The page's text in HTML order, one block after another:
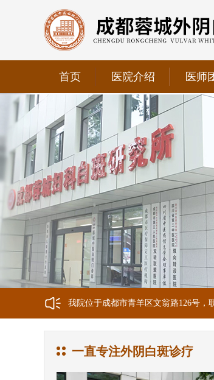
首页 医院介绍 医师
我院正式获选为四川省第二中医医院
我院位于成都市青羊区文翁路126号，
我院现已成为四川省中医药信息学会
我院正式获选为四川省第二中医医院
我院位于成都市青羊区文翁路126号，
一直专注外阴白斑诊疗